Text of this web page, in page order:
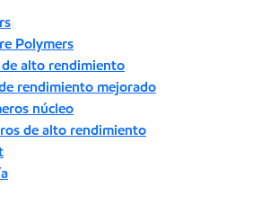
Polymers
alto rendimiento
rendimiento mejorado
núcleo
de alto rendimiento